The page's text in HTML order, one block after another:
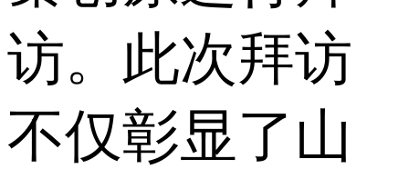
访。此次拜访
不仅彰显了山